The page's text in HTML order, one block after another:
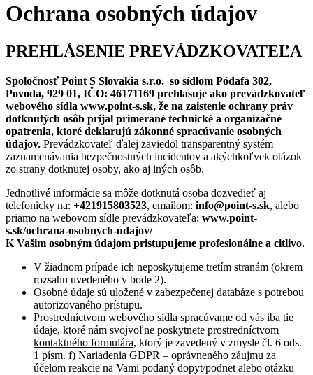
Ochrana osobných údajov
PREHLÁSENIE PREVÁDZKOVATEĽA
Spoločnosť Point S Slovakia s.r.o. so sídlom Pódafa 302,
Povoda, 929 01, IČO: 46171169 prehlasuje ako prevádzkovateľ
webového sídla www.point-s.sk, že na zaistenie ochrany práv
dotknutých osôb prijal primerané technické a organizačné
opatrenia, ktoré deklarujú zákonné spracúvanie osobných
údajov. Prevádzkovateľ ďalej zaviedol transparentný systém
zaznamenávania bezpečnostných incidentov a akýchkoľvek otázok
zo strany dotknutej osoby, ako aj iných osôb.
Jednotlivé informácie sa môže dotknutá osoba dozvedieť aj
telefonicky na: +421915803523, emailom: info@point-s.sk, alebo
priamo na webovom sídle prevádzkovateľa: www.point-
s.sk/ochrana-osobnych-udajov/
K Vašim osobným údajom pristupujeme profesionálne a citlivo.
V žiadnom prípade ich neposkytujeme tretím stranám (okrem
rozsahu uvedeného v bode 2).
Osobné údaje sú uložené v zabezpečenej databáze s potrebou
autorizovaného prístupu.
Prostredníctvom webového sídla spracúvame od vás iba tie
údaje, ktoré nám svojvoľne poskytnete prostredníctvom
kontaktného formulára, ktorý je zavedený v zmysle čl. 6 ods.
1 písm. f) Nariadenia GDPR – oprávneného záujmu za
účelom reakcie na Vami podaný dopyt/podnet alebo otázku